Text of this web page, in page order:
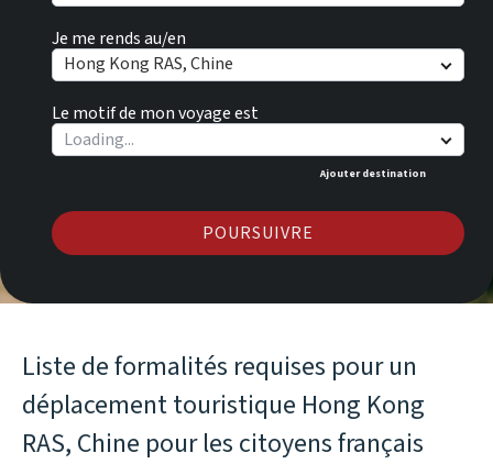
Je me rends au/en
Hong Kong RAS, Chine
Le motif de mon voyage est
Ajouter destination
POURSUIVRE
Liste de formalités requises pour un
déplacement touristique Hong Kong
RAS, Chine pour les citoyens français